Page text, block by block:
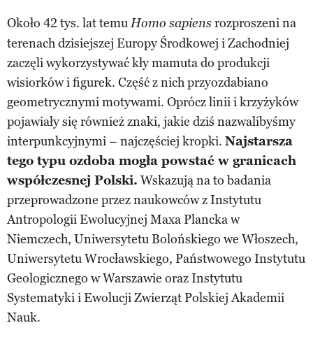
Około 42 tys. lat temuHomo sapiensrozproszeni na
terenach dzisiejszej Europy Środkowej i Zachodniej
zaczęli wykorzystywać kły mamuta do produkcji
wisiorków i figurek. Część z nich przyozdabiano
geometrycznymi motywami. Oprócz linii i krzyżyków
pojawiały się również znaki, jakie dziś nazwalibyśmy
interpunkcyjnymi – najczęściej kropki. Najstarsza
tego typu ozdoba mogła powstać w granicach
współczesnej Polski. Wskazują na to badania
przeprowadzone przez naukowców z Instytutu
Antropologii Ewolucyjnej Maxa Plancka w
Niemczech, Uniwersytetu Bolońskiego we Włoszech,
Uniwersytetu Wrocławskiego, Państwowego Instytutu
Geologicznego w Warszawie oraz Instytutu
Systematyki i Ewolucji Zwierząt Polskiej Akademii
Nauk.